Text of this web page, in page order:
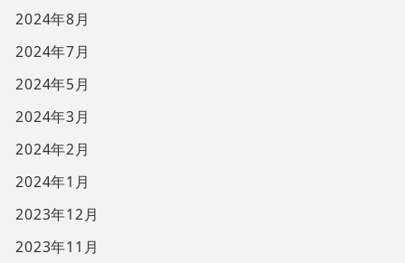
2024年8月
2024年7月
2024年5月
2024年3月
2024年2月
2024年1月
2023年12月
2023年11月